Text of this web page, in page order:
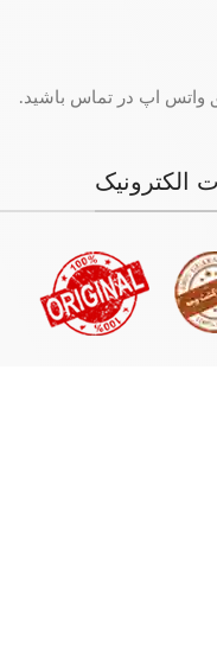
واتس اپ در تماس باشید.
الکترونیک